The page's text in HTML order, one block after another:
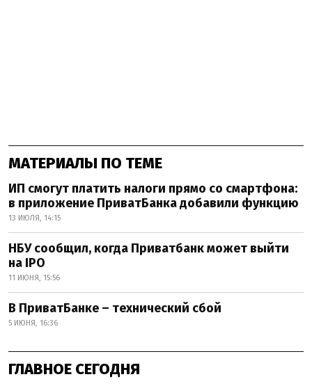
МАТЕРИАЛЫ ПО ТЕМЕ
ИП смогут платить налоги прямо со смартфона:
в приложение ПриватБанка добавили функцию
13 ИЮЛЯ, 14:15
НБУ сообщил, когда Приватбанк может выйти
на IPO
11 ИЮНЯ, 15:56
В ПриватБанке – технический сбой
5 ИЮНЯ, 16:36
ГЛАВНОЕ СЕГОДНЯ